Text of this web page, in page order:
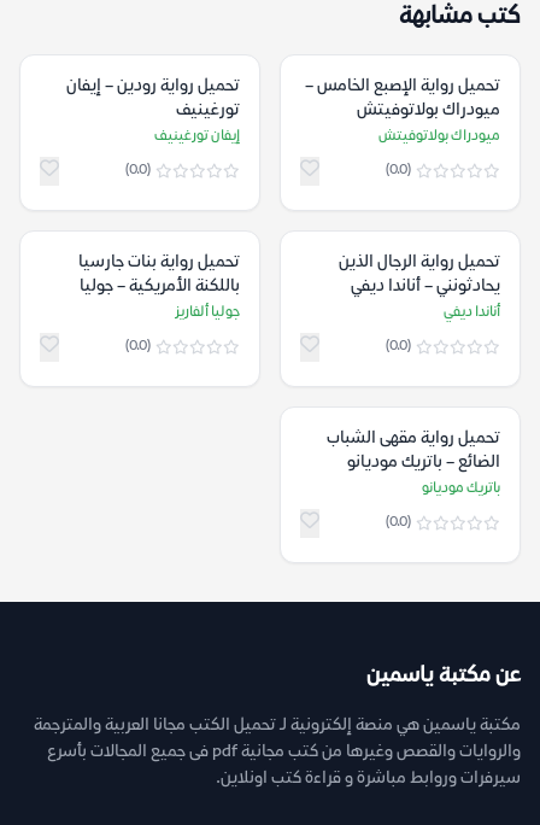
كتب مشابهة
تحميل رواية الإصبع الخامس –
ميودراك بولاتوفيتش
ميودراك بولاتوفيتش
(0.0)
تحميل رواية رودين – إيفان
تورغينيف
إيفان تورغينيف
(0.0)
تحميل رواية الرجال الذين
يحادثونني – أناندا ديفي
أناندا ديفي
(0.0)
تحميل رواية بنات جارسيا
باللكنة الأمريكية – جوليا
ألفاريز
جوليا ألفاريز
(0.0)
تحميل رواية مقهى الشباب
الضائع – باتريك موديانو
باتريك موديانو
(0.0)
عن مكتبة ياسمين
مكتبة ياسمين هي منصة إلكترونية لـ تحميل الكتب مجانا العربية والمترجمة
والروايات والقصص وغيرها من كتب مجانية pdf فى جميع المجالات بأسرع
سيرفرات وروابط مباشرة و قراءة كتب اونلاين.